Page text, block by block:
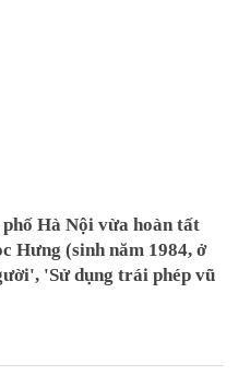
Hà Nội vừa hoàn tất
Hưng (sinh năm 1984, ở
'Sử dụng trái phép vũ